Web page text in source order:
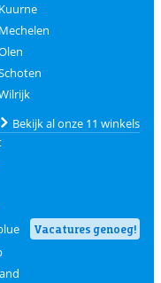
Kuurne
Mechelen
Bekijk al onze 11 winkels
Vacatures genoeg!